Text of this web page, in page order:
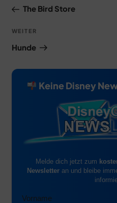
Beitrag
The Bird Store
Nächster
Beitrag
WEITER
Hunde
Keine Disney
Melde dich jetzt zum
Newsletteran und bleibe
Vorname